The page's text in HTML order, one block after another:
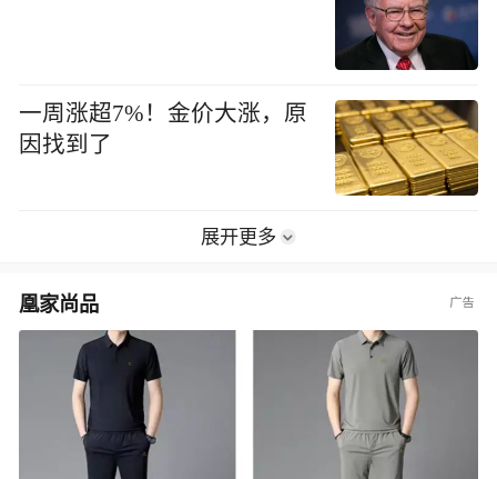
一周涨超7%！金价大涨，原
因找到了
展开更多
凰家尚品